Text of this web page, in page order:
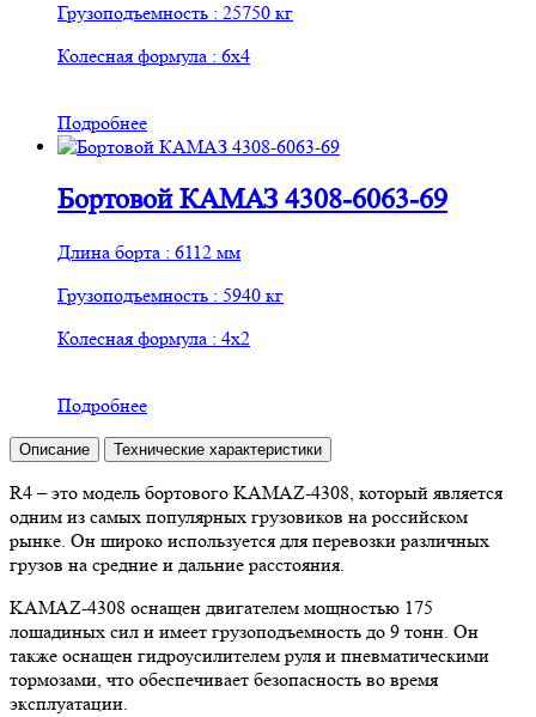
Грузоподъемность : 25750 кг
Колесная формула : 6х4
Подробнее
Бортовой КАМАЗ 4308-6063-69
Длина борта : 6112 мм
Грузоподъемность : 5940 кг
Колесная формула : 4х2
Подробнее
Описание Технические характеристики
R4 – это модель бортового KAMAZ-4308, который является
одним из самых популярных грузовиков на российском
рынке. Он широко используется для перевозки различных
грузов на средние и дальние расстояния.
KAMAZ-4308 оснащен двигателем мощностью 175
лошадиных сил и имеет грузоподъемность до 9 тонн. Он
также оснащен гидроусилителем руля и пневматическими
тормозами, что обеспечивает безопасность во время
эксплуатации.